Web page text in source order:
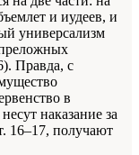
и иудеев, и
универсализм
Правда, с
в
наказание за
16–17, получают